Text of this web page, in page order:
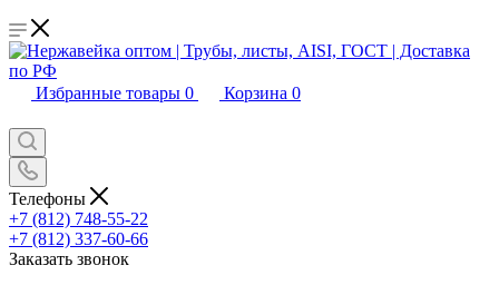
Избранные товары 0 Корзина 0
Телефоны
+7 (812) 748-55-22
+7 (812) 337-60-66
Заказать звонок